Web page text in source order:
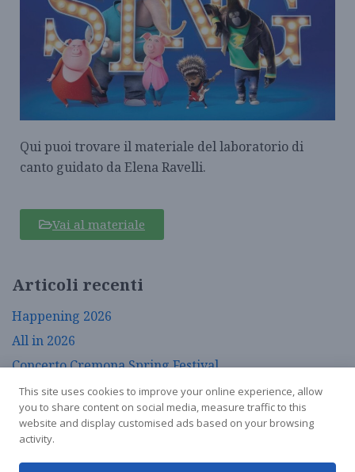
Qui puoi trovare il materiale del laboratorio di
canto guidato da Elena Ravelli.
Vai al materiale
Articoli recenti
Happening 2026
All in 2026
Concerto Cremona Spring Festival
La Moruzzi incontra…
Calendario aprile e maggio 2026
This site uses cookies to improve your online experience, allow
you to share content on social media, measure traffic to this
website and display customised ads based on your browsing
activity.